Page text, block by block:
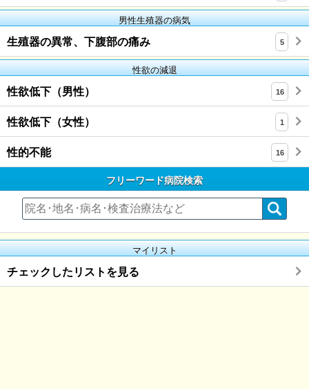
男性生殖器の病気
生殖器の異常、下腹部の痛み 5
性欲の減退
性欲低下（男性） 16
性欲低下（女性） 1
性的不能 16
フリーワード病院検索
マイリスト
チェックしたリストを見る